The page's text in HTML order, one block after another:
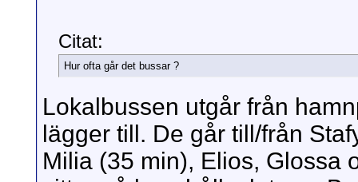
Citat:
Hur ofta går det bussar ?
Lokalbussen utgår från
lägger till. De går till/från
Milia (35 min), Elios, Glossa